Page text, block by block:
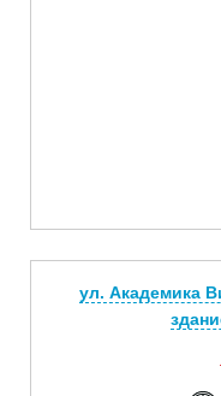
ул. Академика